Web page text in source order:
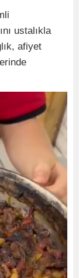
ustalıkla
afiyet